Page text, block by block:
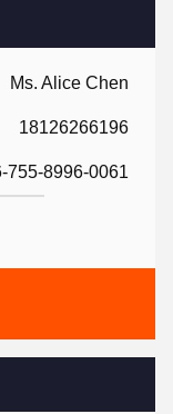
Ms. Alice Chen
18126266196
755-8996-0061